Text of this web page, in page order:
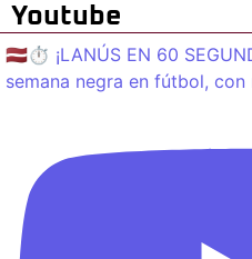
Youtube
🇱🇻⏱️ ¡LANÚS EN 60
semana negra en fútbol,